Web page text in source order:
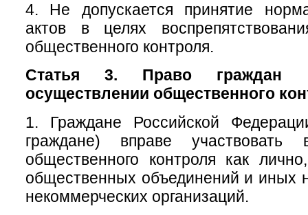
4. Не допускается принятие
актов в целях
общественного контроля.
Статья 3. Право граждан
осуществлении общественного
1. Граждане Российской
граждане) вправе участвовать
общественного контроля как
общественных объединений и иных
некоммерческих организаций.